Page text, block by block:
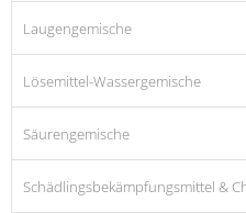
Laugengemische
Lösemittel-Wassergemische
Säurengemische
Schädlingsbekämpfungsmittel &